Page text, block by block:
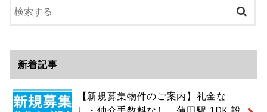
新着記事
【新規募集物件のご案内】礼金な